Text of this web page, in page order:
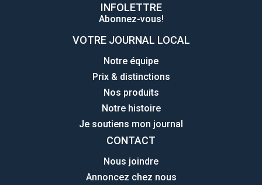
INFOLETTRE
Abonnez-vous!
VOTRE JOURNAL LOCAL
Notre équipe
Prix & distinctions
Nos produits
Notre histoire
Je soutiens mon journal
CONTACT
Nous joindre
Annoncez chez nous